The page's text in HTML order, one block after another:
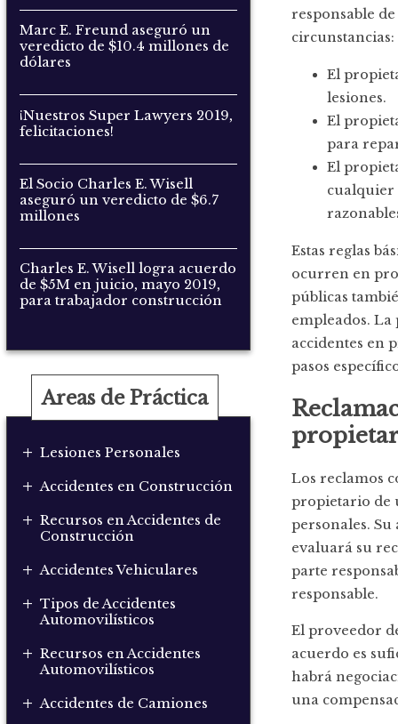
Marc E. Freund aseguró un
veredicto de $10.4 millones de
dólares
¡Nuestros Super Lawyers 2019,
felicitaciones!
El Socio Charles E. Wisell
aseguró un veredicto de $6.7
millones
Charles E. Wisell logra acuerdo
de $5M en juicio, mayo 2019,
para trabajador construcción
Areas de Práctica
+ Lesiones Personales
+ Accidentes en Construcción
+ Recursos en Accidentes de
Construcción
+ Accidentes Vehiculares
+ Tipos de Accidentes
Automovilísticos
+ Recursos en Accidentes
Automovilísticos
+ Accidentes de Camiones
responsable
circunstancias:
El
lesiones.
El
para
El
cualquier
Estas reglas
ocurren en
públicas
empleados.
accidentes en
pasos
Los reclamos
propietario de
personales. Su
evaluará su
parte
responsable.
El proveedor
acuerdo es
habrá
una